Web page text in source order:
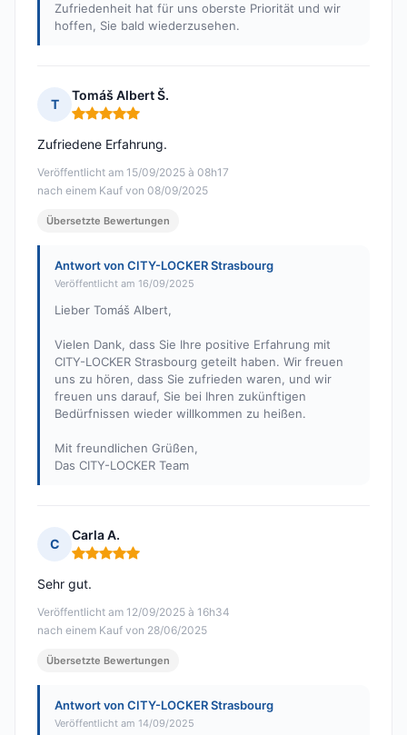
Zufriedenheit hat für uns oberste Priorität und wir
hoffen, Sie bald wiederzusehen.
T
Tomáš Albert Š.
Hinweis: 5 von 5
Veröffentlicht am 15/09/2025 à 08h17
nach einem Kauf von 08/09/2025
Zufriedene Erfahrung.
Übersetzte Bewertungen
Antwort von CITY-LOCKER Strasbourg
Veröffentlicht am 16/09/2025
Lieber Tomáš Albert,
Vielen Dank, dass Sie Ihre positive Erfahrung mit
CITY-LOCKER Strasbourg geteilt haben. Wir freuen
uns zu hören, dass Sie zufrieden waren, und wir
freuen uns darauf, Sie bei Ihren zukünftigen
Bedürfnissen wieder willkommen zu heißen.
Mit freundlichen Grüßen,
Das CITY-LOCKER Team
C
Carla A.
Hinweis: 5 von 5
Veröffentlicht am 12/09/2025 à 16h34
nach einem Kauf von 28/06/2025
Sehr gut.
Übersetzte Bewertungen
Antwort von CITY-LOCKER Strasbourg
Veröffentlicht am 14/09/2025